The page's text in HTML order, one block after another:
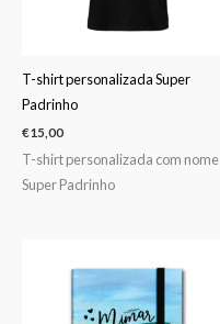
T-shirt personalizada Super
Padrinho
€15,00
T-shirt personalizada com nome
Super Padrinho
through
€12,50